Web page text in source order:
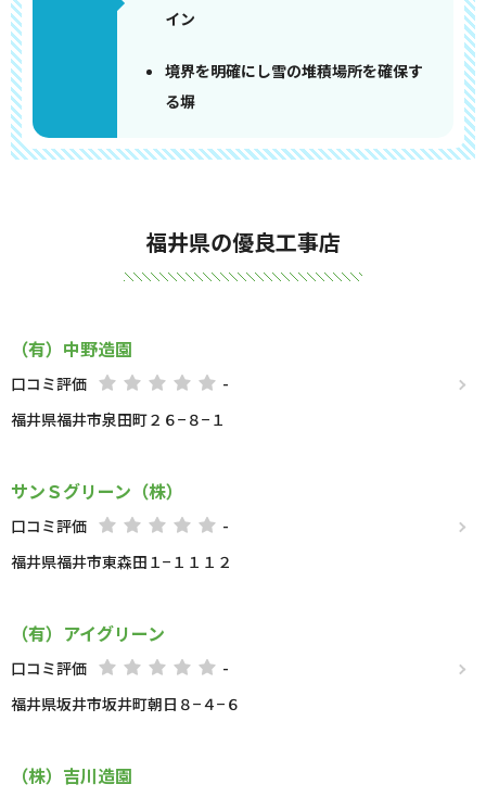
イン
境界を明確にし雪の堆積場所を確保す
る塀
福井県の優良工事店
（有）中野造園
口コミ評価
-
福井県福井市泉田町２６−８−１
サンＳグリーン（株）
口コミ評価
-
福井県福井市東森田１−１１１２
（有）アイグリーン
口コミ評価
-
福井県坂井市坂井町朝日８−４−６
（株）吉川造園